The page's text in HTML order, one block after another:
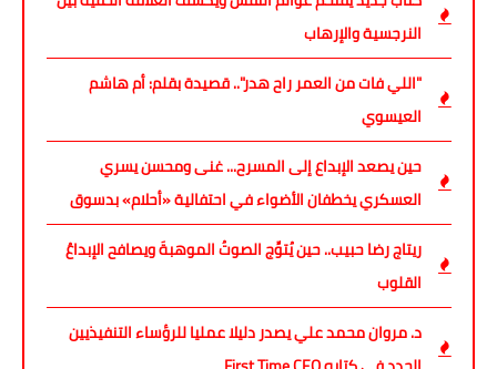
النرجسية والإرهاب
"اللي فات من العمر راح هدر".. قصيدة بقلم: أم هاشم
العيسوي
حين يصعد الإبداع إلى المسرح... غنى ومحسن يسري
العسكري يخطفان الأضواء في احتفالية «أحلام» بدسوق
ريتاج رضا حبيب.. حين يُتوِّج الصوتُ الموهبةَ ويصافح الإبداعُ
القلوب
د. مروان محمد علي يصدر دليلا عمليا للرؤساء التنفيذيين